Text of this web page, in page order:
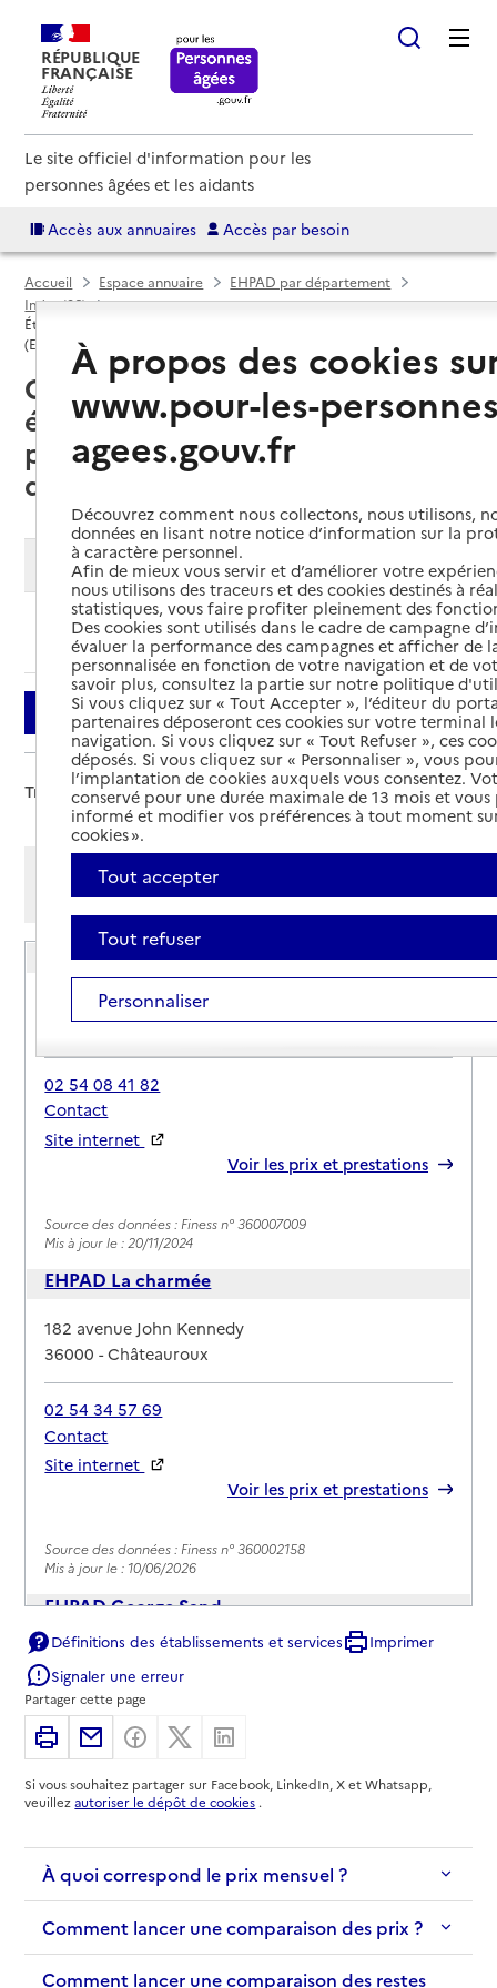
RÉPUBLIQUE
FRANÇAISE
Le site officiel d'information pour les
personnes âgées et les aidants
Accès aux annuaires Accès par besoin
Accueil Espace annuaire
EHPAD par département
Indre (36)
Établissement d'hébergement pour personnes âgées dépendantes
(EHPAD)
Châteauroux (36000) : liste des 6
établissements d'hébergement
pour personnes âgées
dépendantes (EHPAD)
Modifier ma recherche
Ajouter cette recherche aux favoris
Filtrer
Trier par :
Afficher les résultats par:
Mode liste
Mode carte
EHPAD Saint-Jean
Adresse
12 rue Michelet
36000-Châteauroux
02 54 08 41 82
Contact
Site internet
Voir les prix et prestations
Source des données : Finess n° 360007009
Mis à jour le : 20/11/2024
EHPAD La charmée
Adresse
182 avenue John Kennedy
36000-Châteauroux
02 54 34 57 69
Contact
Site internet
Voir les prix et prestations
Source des données : Finess n° 360002158
Mis à jour le : 10/06/2026
EHPAD George Sand
Adresse
Rue du 3ème RAC
36000-Châteauroux
02 54 53 77 50
Contact
Rapport HAS
Voir les prix et prestations
Source des données : Finess n° 360003362
Mis à jour le : 02/03/2026
EHPAD Louis Balsan
Adresse
65 avenue François Mitterrand
36000-Châteauroux
Définitions des établissements et services
Imprimer
Signaler une erreur
Partager cette page
ImprimerPartager par email
Partager sur Facebook
Partager sur X
Si vous souhaitez partager sur Facebook, LinkedIn, X et Whatsapp,
veuillezautoriser le dépôt de cookies .
À quoi correspond le prix mensuel ?
Comment lancer une comparaison des prix ?
Comment lancer une comparaison des restes
À propos des cookies
www.pour-les-
agees.gouv.fr
Découvrez comment nous collectons, nous utilisons,
données en lisant notre notice d’information sur la
à caractère personnel.
Afin de mieux vous servir et d’améliorer votre
nous utilisons des traceurs et des cookies destinés à
statistiques, vous faire profiter pleinement des
Des cookies sont utilisés dans le cadre de campagne
évaluer la performance des campagnes et afficher de
personnalisée en fonction de votre navigation et de
savoir plus, consultez la partie sur notre politique
Si vous cliquez sur « Tout Accepter », l’éditeur du
partenaires déposeront ces cookies sur votre terminal
navigation. Si vous cliquez sur « Tout Refuser », ces
déposés. Si vous cliquez sur « Personnaliser », vous
l’implantation de cookies auxquels vous consentez.
conservé pour une durée maximale de 13 mois et
informé et modifier vos préférences à tout moment
cookies ».
Tout accepter
Tout refuser
Personnaliser